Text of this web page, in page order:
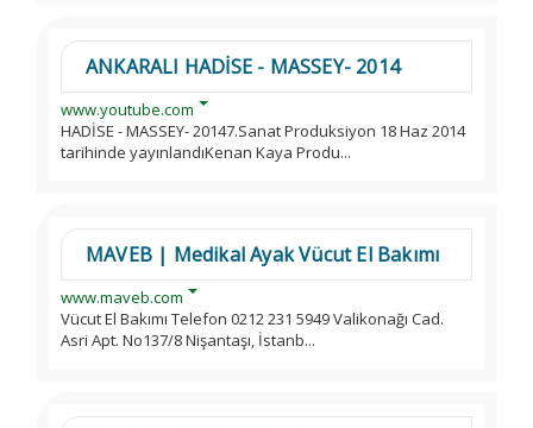
ANKARALI HADİSE - MASSEY- 2014
www.youtube.com
HADİSE - MASSEY- 20147.Sanat Produksiyon 18 Haz 2014
tarihinde yayınlandıKenan Kaya Produ...
MAVEB | Medikal Ayak Vücut El Bakımı
www.maveb.com
Vücut El Bakımı Telefon 0212 231 5949 Valikonağı Cad.
Asri Apt. No137/8 Nişantaşı, İstanb...